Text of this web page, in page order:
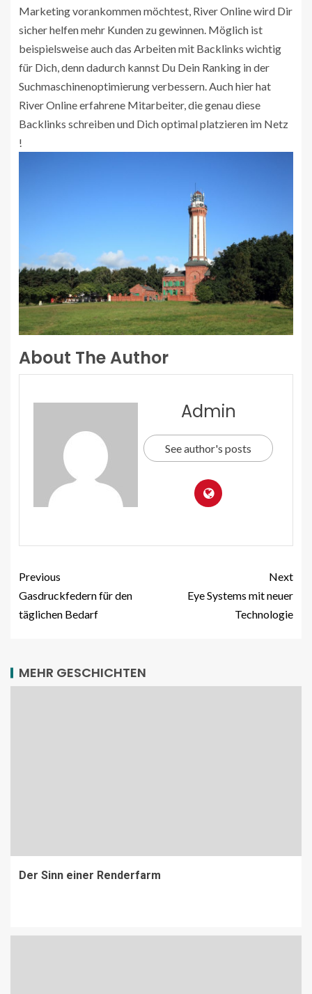
Marketing vorankommen möchtest, River Online wird Dir
sicher helfen mehr Kunden zu gewinnen. Möglich ist
beispielsweise auch das Arbeiten mit Backlinks wichtig
für Dich, denn dadurch kannst Du Dein Ranking in der
Suchmaschinenoptimierung verbessern. Auch hier hat
River Online erfahrene Mitarbeiter, die genau diese
Backlinks schreiben und Dich optimal platzieren im Netz
!
About The Author
Admin
See author's posts
Previous
Gasdruckfedern für den
täglichen Bedarf
Next
Eye Systems mit neuer
Technologie
MEHR GESCHICHTEN
Der Sinn einer Renderfarm